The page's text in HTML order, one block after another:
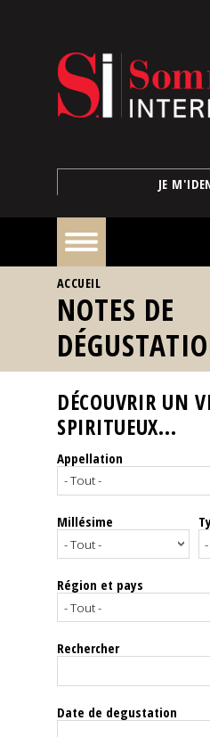
JE
À
la
une
Reportages
Nos
Spiritueux
Notes
dégustation
Le
magazine
VOUS ÊTES ICI
ACCUEIL
NOTES DE
DÉCOUVRIR UN
SPIRITUEUX...
Appellation
Millésime
Région et pays
Rechercher
Date de degustation